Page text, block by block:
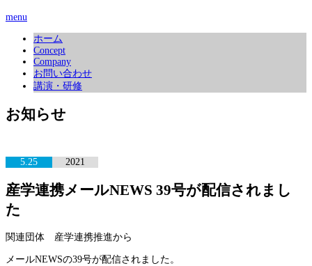
menu
ホーム
Concept
Company
お問い合わせ
講演・研修
お知らせ
5.25 2021
産学連携メールNEWS 39号が配信されまし
た
関連団体 産学連携推進から
メールNEWSの39号が配信されました。